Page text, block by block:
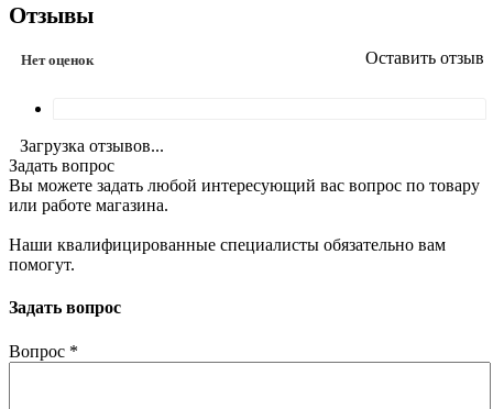
Отзывы
Нет оценок Оставить отзыв
Загрузка отзывов...
Задать вопрос
Вы можете задать любой интересующий вас вопрос по товару
или работе магазина.
Наши квалифицированные специалисты обязательно вам
помогут.
Задать вопрос
Вопрос *